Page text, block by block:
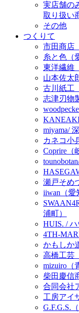
実店舗の
取り扱い
その他
つくりて
市田商店
糸と色（
東洋繊維
山本佐太
古川紙工
志津刃物
KANEAKI
miyama/
カネコ小
Coprire（
瀬戸そめ
iiwan（愛
浦町）
HUIS. / ハ
4TH-
かもしか
高橋工芸
mizuiro（
柴田慶信
合同会社
工房アイ
G.F.G.S.